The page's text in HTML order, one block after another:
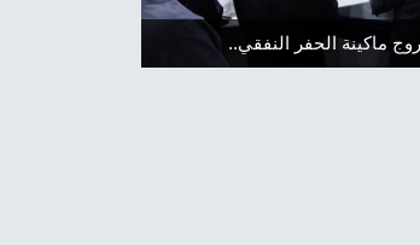
..وزير النقل يشهد خروج ماكينة الحفر